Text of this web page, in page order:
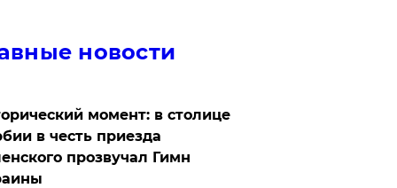
новости
момент: в столице
в честь приезда
прозвучал Гимн